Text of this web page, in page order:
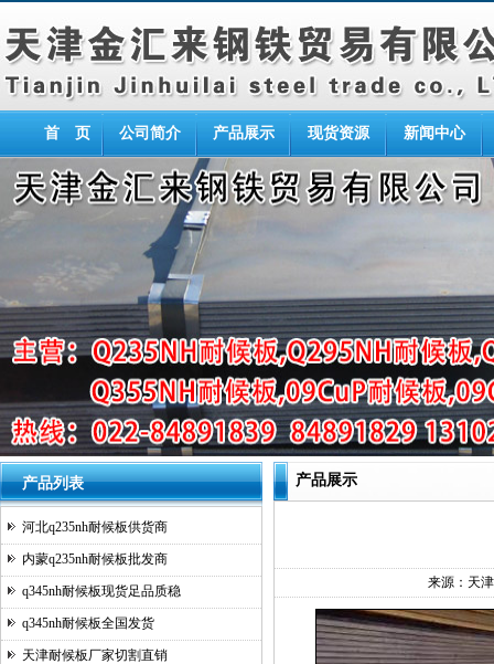
首 页 公司简介 产品展示 现货资源 新闻中心
产品列表
河北q235nh耐候板供货商
内蒙q235nh耐候板批发商
q345nh耐候板现货足品质稳
q345nh耐候板全国发货
天津耐候板厂家切割直销
产品展示
来源： 天